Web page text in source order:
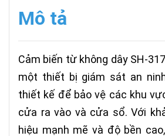
Mô tả
Cảm biến từ không dây SH-
một thiết bị giám sát an
thiết kế để bảo vệ các khu
cửa ra vào và cửa sổ. Với
hiệu mạnh mẽ và độ bền